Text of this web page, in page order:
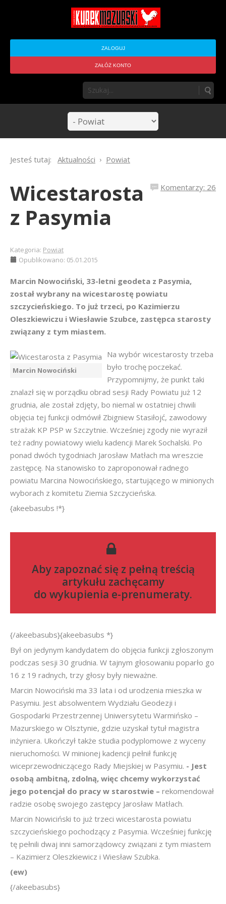
ZALOGUJ
ZAŁÓŻ KONTO
Jesteś tutaj: Aktualności Powiat
Komentarzy: 26
Wicestarosta
z Pasymia
Kategoria: Powiat
Opublikowano: 05.01.2015
Marcin Nowociński, 33-letni geodeta z Pasymia,
został wybrany na wicestarostę powiatu
szczycieńskiego. To już trzeci, po Kazimierzu
Oleszkiewiczu i Wiesławie Szubce, zastępca starosty
związany z tym miastem.
Marcin Nowociński
Na wybór wicestarosty trzeba
było trochę poczekać.
Przypomnijmy, że punkt taki
znalazł się w porządku obrad sesji Rady Powiatu już 12
grudnia, ale został zdjęty, bo niemal w ostatniej chwili
objęcia tej funkcji odmówił Zbigniew Stasiłojć, zawodowy
strażak KP PSP w Szczytnie. Wcześniej zgody nie wyraził
też radny powiatowy wielu kadencji Marek Sochalski. Po
ponad dwóch tygodniach Jarosław Matłach ma wreszcie
zastępcę. Na stanowisko to zaproponował radnego
powiatu Marcina Nowocińskiego, startującego w minionych
wyborach z komitetu Ziemia Szczycieńska.
{akeebasubs !*}
Aby zapoznać się z pełną treścią
artykułu zachęcamy
do wykupienia e-prenumeraty.
{/akeebasubs}{akeebasubs *}
Był on jedynym kandydatem do objęcia funkcji zgłoszonym
podczas sesji 30 grudnia. W tajnym głosowaniu poparło go
16 z 19 radnych, trzy głosy były nieważne.
Marcin Nowociński ma 33 lata i od urodzenia mieszka w
Pasymiu. Jest absolwentem Wydziału Geodezji i
Gospodarki Przestrzennej Uniwersytetu Warmińsko –
Mazurskiego w Olsztynie, gdzie uzyskał tytuł magistra
inżyniera. Ukończył także studia podyplomowe z wyceny
nieruchomości. W minionej kadencji pełnił funkcję
wiceprzewodniczącego Rady Miejskiej w Pasymiu. - Jest
osobą ambitną, zdolną, więc chcemy wykorzystać
jego potencjał do pracy w starostwie – rekomendował
radzie osobę swojego zastępcy Jarosław Matłach.
Marcin Nowiciński to już trzeci wicestarosta powiatu
szczycieńskiego pochodzący z Pasymia. Wcześniej funkcję
tę pełnili dwaj inni samorządowcy związani z tym miastem
– Kazimierz Oleszkiewicz i Wiesław Szubka.
(ew)
{/akeebasubs}